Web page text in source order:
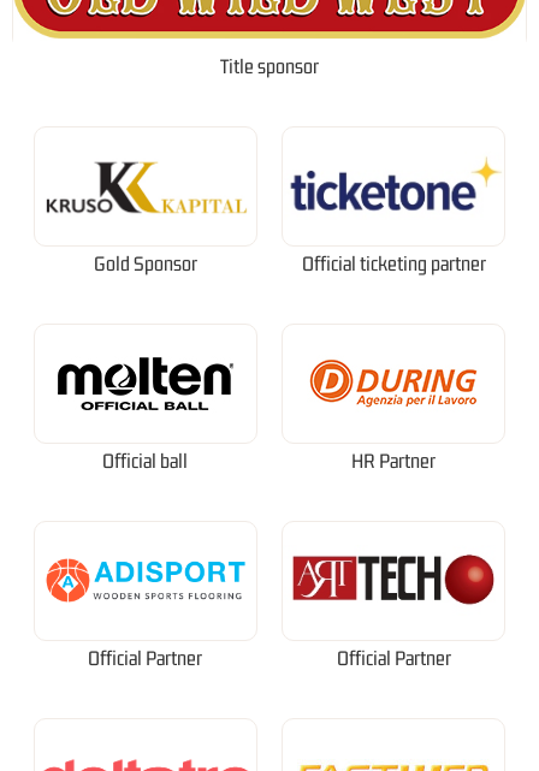
Title sponsor
Gold Sponsor Official ticketing partner
Official ball HR Partner
Official Partner Official Partner